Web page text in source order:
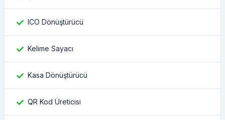
ICO Dönüştürücü
Kelime Sayacı
Kasa Dönüştürücü
QR Kod Üreticisi